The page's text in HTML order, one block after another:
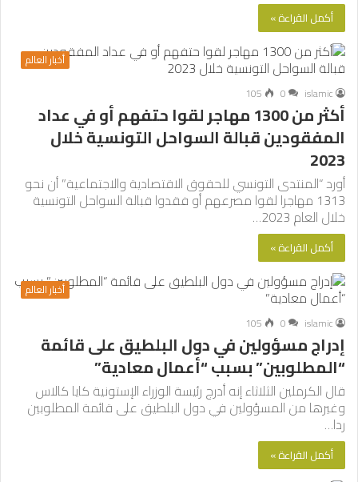
أكمل القراءة »
أخبار العالم
islamic
0
105
أكثر من 1300 مهاجر لقوا حتفهم أو في عداد
المفقودين قبالة السواحل التونسية خلال
2023
أورد “المنتدى التونسي للحقوق الاقتصادية والاجتماعية” أن نحو
1313 مهاجرا لقوا مصرعهم أو فقدوا قبالة السواحل التونسية
خلال العام 2023…
أكمل القراءة »
أخبار العالم
islamic
0
105
إدراج مسؤولين في دول البلطيق على قائمة
“المطلوبين” بسبب “أعمال معادية”
قال الكرملين الثلاثاء إنه أدرج رئيسة الوزراء الإستونية كايا كالاس
وغيرها من المسؤولين في دول البلطيق على قائمة المطلوبين
ردا…
أكمل القراءة »